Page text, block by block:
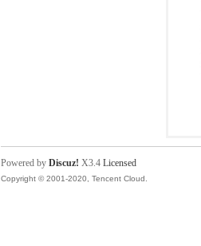
Powered by Discuz! X3.4 Licensed
Copyright © 2001-2020, Tencent Cloud.